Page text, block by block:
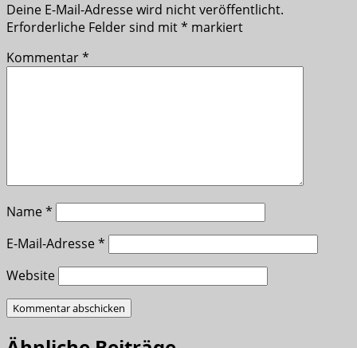
Deine E-Mail-Adresse wird nicht veröffentlicht.
Erforderliche Felder sind mit* markiert
Kommentar*
Name*
E-Mail-Adresse*
Website